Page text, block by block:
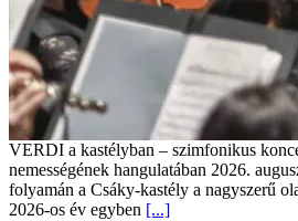
VERDI a kastélyban – szimfonikus
nemességének hangulatában 2026.
folyamán a Csáky-kastély a nagyszerű
2026-os év egyben [...]